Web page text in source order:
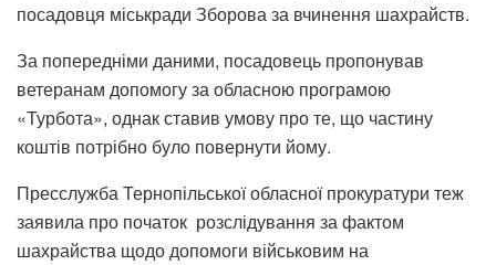
посадовця міськради Зборова за вчинення шахрайств.
За попередніми даними, посадовець пропонував
ветеранам допомогу за обласною програмою
«Турбота», однак ставив умову про те, що частину
коштів потрібно було повернути йому.
Пресслужба Тернопільської обласної прокуратури теж
заявила про початок розслідування за фактом
шахрайства щодо допомоги військовим на